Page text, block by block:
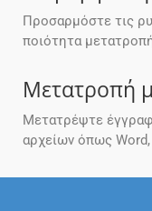
Προσαρμόστε τις
ποιότητα
Μετατροπή
Μετατρέψτε
αρχείων όπως Word,